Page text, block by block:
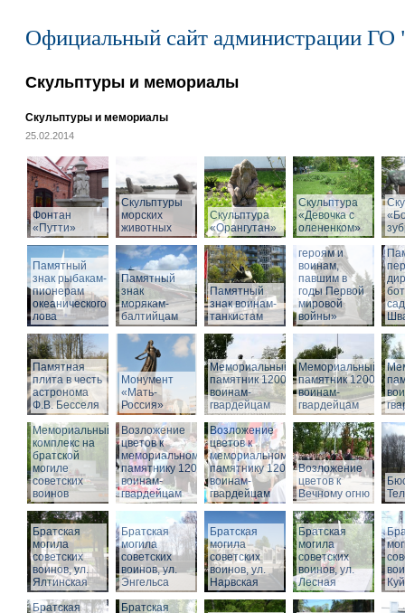
Официальный сайт администрации ГО
Скульптуры и мемориалы
Скульптуры и мемориалы
25.02.2014
Фонтан
«Путти»
Скульптуры
морских
животных
Скульптура
«Орангутан»
Скульптура
«Девочка с
олененком»
Памятный
знак рыбакам-
пионерам
океанического
лова
Памятный
знак
морякам-
балтийцам
Памятный
знак воинам-
танкистам
Памятник
«Российским
героям и
воинам,
павшим в
годы Первой
мировой
войны»
Памятная
плита в честь
астронома
Ф.В. Бесселя
Монумент
«Мать-
Россия»
Мемориальный
памятник 1200
воинам-
гвардейцам
Мемориальный
памятник 1200
воинам-
гвардейцам
Мемориальный
комплекс на
братской
могиле
советских
воинов
Возложение
цветов к
мемориальному
памятнику 1200
воинам-
гвардейцам
Возложение
цветов к
мемориальному
памятнику 1200
воинам-
гвардейцам
Возложение
цветов к
Вечному огню
Братская
могила
советских
воинов, ул.
Ялтинская
Братская
могила
советских
воинов, ул.
Энгельса
Братская
могила
советских
воинов, ул.
Нарвская
Братская
могила
советских
воинов, ул.
Лесная
Братская
Братская